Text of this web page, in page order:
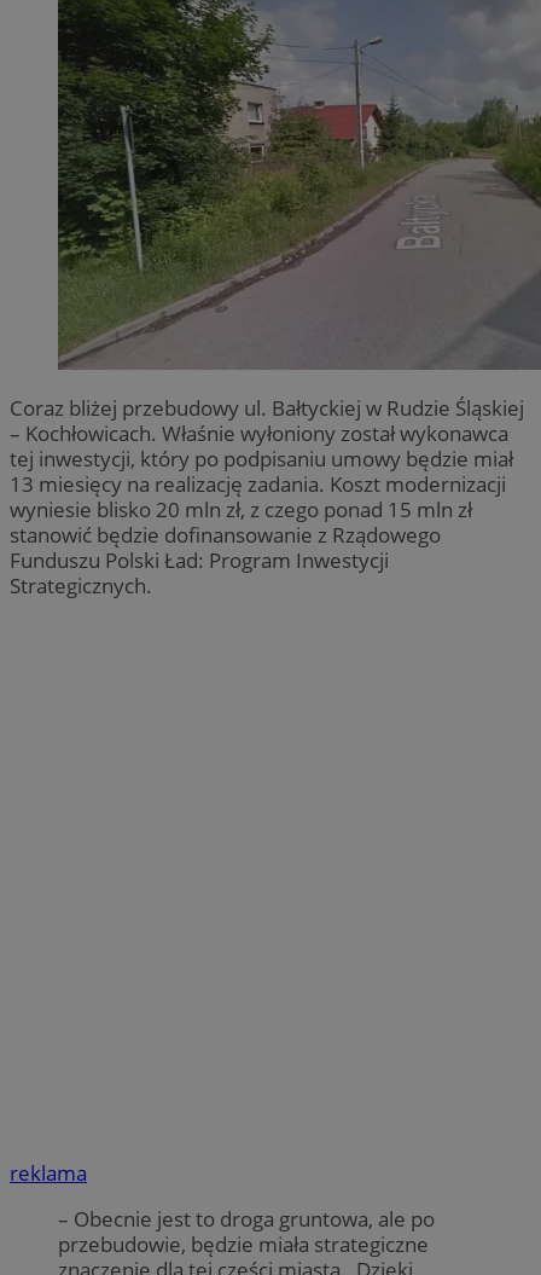
Coraz bliżej przebudowy ul. Bałtyckiej w Rudzie Śląskiej
– Kochłowicach. Właśnie wyłoniony został wykonawca
tej inwestycji, który po podpisaniu umowy będzie miał
13 miesięcy na realizację zadania. Koszt modernizacji
wyniesie blisko 20 mln zł, z czego ponad 15 mln zł
stanowić będzie dofinansowanie z Rządowego
Funduszu Polski Ład: Program Inwestycji
Strategicznych.
reklama
– Obecnie jest to droga gruntowa, ale po
przebudowie, będzie miała strategiczne